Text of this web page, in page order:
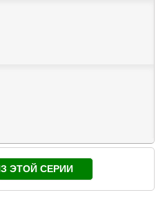
ЭТОЙ СЕРИИ